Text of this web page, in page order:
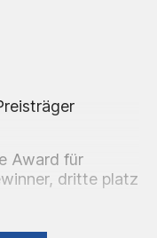
Award für
dritte platz
Ausstellung